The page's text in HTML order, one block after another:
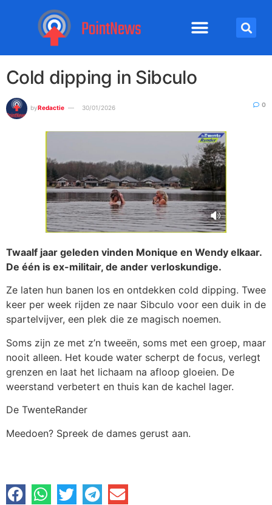
Cold dipping in Sibculo
byRedactie 30/01/2026 0
Twaalf jaar geleden vinden Monique en Wendy elkaar.
De één is ex-militair, de ander verloskundige.
Ze laten hun banen los en ontdekken cold dipping. Twee
keer per week rijden ze naar Sibculo voor een duik in de
spartelvijver, een plek die ze magisch noemen.
Soms zijn ze met z’n tweeën, soms met een groep, maar
nooit alleen. Het koude water scherpt de focus, verlegt
grenzen en laat het lichaam na afloop gloeien. De
weerstand verbetert en thuis kan de kachel lager.
De TwenteRander
Meedoen? Spreek de dames gerust aan.